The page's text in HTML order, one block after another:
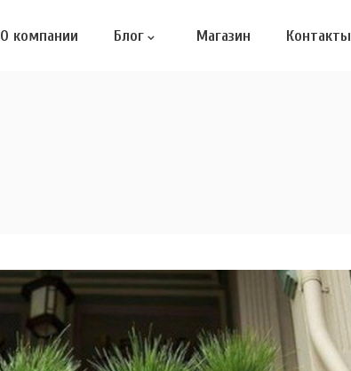
О компании Блог Магазин Контакты